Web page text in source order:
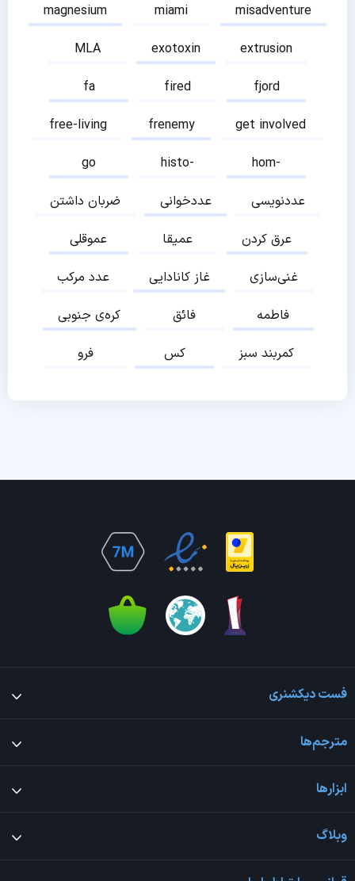
magnesium miami
misadventure
MLA
exotoxin
extrusion
fa
fired
fjord
free-living
frenemy
get involved
go
histo-
hom-
ضربان داشتن
عددخوانی
عددنویسی
عموقلی
عمیقا
عرق کردن
عدد مرکب
غاز کانادایی
غنی‌سازی
کره‌ی جنوبی
فائق
فاطمه
فرو
کس کمربند سبز
فست دیکشنری
مترجم‌ها
ابزارها
وبلاگ